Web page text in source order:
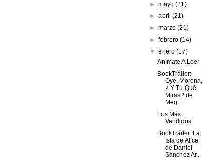
►mayo(21)
►abril(21)
►marzo(21)
►febrero(14)
▼enero(17)
Anímate A Leer
BookTráiler:
Oye, Morena,
¿ Y Tú Qué
Miras? de
Meg...
Los Más
Vendidos
BookTráiler: La
Isla de Alice
de Daniel
Sánchez Ar...